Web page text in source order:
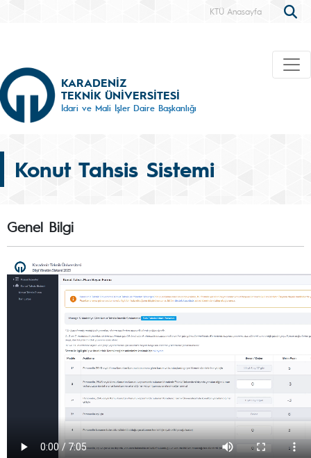
KTÜ Anasayfa
KARADENİZ
TEKNİK ÜNİVERSİTESİ
İdari ve Mali İşler Daire Başkanlığı
Konut Tahsis Sistemi
Genel Bilgi